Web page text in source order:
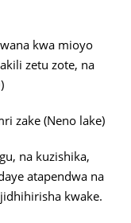
kwa mioyo
zetu zote, na
zake (Neno lake)
na kuzishika,
atapendwa na
kwake.